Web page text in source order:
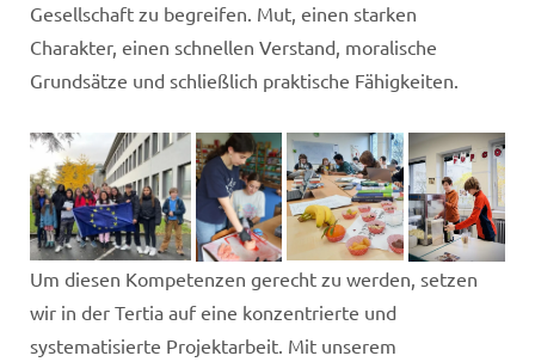
Gesellschaft zu begreifen. Mut, einen starken
Charakter, einen schnellen Verstand, moralische
Grundsätze und schließlich praktische Fähigkeiten.
Um diesen Kompetenzen gerecht zu werden, setzen
wir in der Tertia auf eine konzentrierte und
systematisierte Projektarbeit. Mit unserem